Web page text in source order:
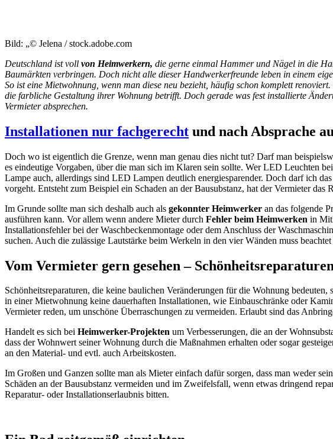
Bild: „© Jelena / stock.adobe.com
Deutschland ist voll von Heimwerkern, die gerne einmal Hammer und Nägel in die
Baumärkten verbringen. Doch nicht alle dieser Handwerkerfreunde leben in einem
So ist eine Mietwohnung, wenn man diese neu bezieht, häufig schon komplett
die farbliche Gestaltung ihrer Wohnung betrifft. Doch gerade was fest installierte
Vermieter absprechen.
Installationen nur fachgerecht und nach Absprache
Doch wo ist eigentlich die Grenze, wenn man genau dies nicht tut? Darf man
es eindeutige Vorgaben, über die man sich im Klaren sein sollte. Wer LED Leuchten
Lampe auch, allerdings sind LED Lampen deutlich energiesparender. Doch darf ich
vorgeht. Entsteht zum Beispiel ein Schaden an der Bausubstanz, hat der Vermieter das
Im Grunde sollte man sich deshalb auch als gekonnter Heimwerker an das folgende
ausführen kann. Vor allem wenn andere Mieter durch Fehler beim Heimwerken in
Installationsfehler bei der Waschbeckenmontage oder dem Anschluss der
suchen. Auch die zulässige Lautstärke beim Werkeln in den vier Wänden muss
Vom Vermieter gern gesehen – Schönheitsreparaturen
Schönheitsreparaturen, die keine baulichen Veränderungen für die Wohnung
in einer Mietwohnung keine dauerhaften Installationen, wie Einbauschränke oder
Vermieter reden, um unschöne Überraschungen zu vermeiden. Erlaubt sind das
Handelt es sich bei Heimwerker-Projekten um Verbesserungen, die an der
dass der Wohnwert seiner Wohnung durch die Maßnahmen erhalten oder sogar
an den Material- und evtl. auch Arbeitskosten.
Im Großen und Ganzen sollte man als Mieter einfach dafür sorgen, dass man weder
Schäden an der Bausubstanz vermeiden und im Zweifelsfall, wenn etwas dringend
Reparatur- oder Installationserlaubnis bitten.